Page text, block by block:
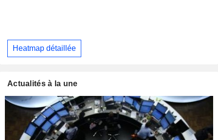
Heatmap détaillée
Actualités à la une